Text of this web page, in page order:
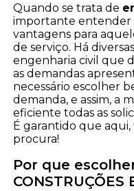
Quando se trata de
importante entender
vantagens para
de serviço. Há
engenharia civil que
as demandas
necessário escolher
demanda, e assim, a
eficiente todas as
É garantido que
procura!
Por que
CONSTRUÇÕES